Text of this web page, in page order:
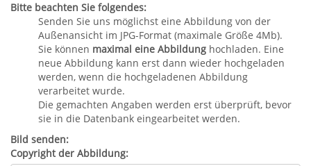
Bitte beachten Sie folgendes:
Senden Sie uns möglichst eine Abbildung von der
Außenansicht im JPG-Format (maximale Größe 4Mb).
Sie können maximal eine Abbildung hochladen. Eine
neue Abbildung kann erst dann wieder hochgeladen
werden, wenn die hochgeladenen Abbildung
verarbeitet wurde.
Die gemachten Angaben werden erst überprüft, bevor
sie in die Datenbank eingearbeitet werden.
Bild senden:
Copyright der Abbildung: